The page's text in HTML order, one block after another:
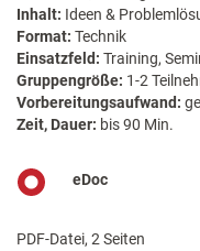
Inhalt: Ideen &
Format: Technik
Einsatzfeld: Training,
Gruppengröße: 1-2
Vorbereitungsaufwand:
Zeit, Dauer: bis 90 Min.
eDoc
PDF-Datei, 2 Seiten